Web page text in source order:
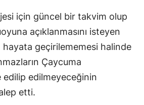
için güncel bir takvim olup
açıklanmasını isteyen
geçirilememesi halinde
Çaycuma
edilip edilmeyeceğinin
etti.